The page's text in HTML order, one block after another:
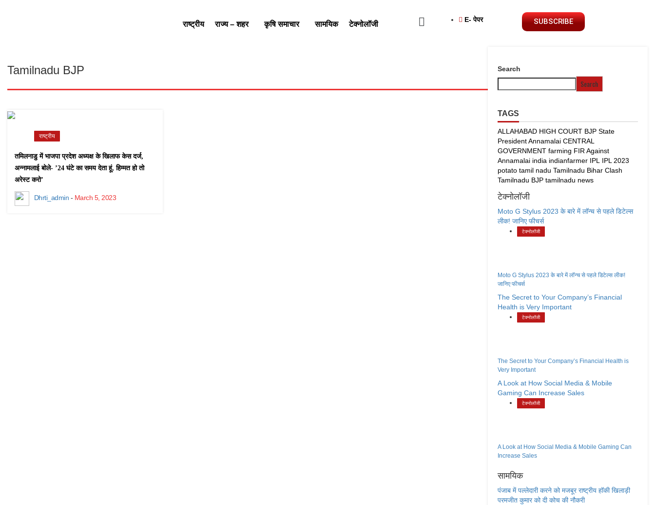
राष्ट्रीय राज्य – शहर कृषि समाचार सामयिक टेक्नोलॉजी
E- पेपर SUBSCRIBE
Tamilnadu BJP
राष्ट्रीय
तमिलनाडु में भाजपा प्रदेश अध्यक्ष के खिलाफ केस दर्ज,
अन्नामलाई बोले- ’24 घंटे का समय देता हूं, हिम्मत हो तो
अरेस्ट करो’
Dhrti_admin - March 5, 2023
Search
Search
TAGS
ALLAHABAD HIGH COURT BJP State
President Annamalai CENTRAL
GOVERNMENT farming FIR Against
Annamalai india indianfarmer IPL IPL 2023
potato tamil nadu Tamilnadu Bihar Clash
Tamilnadu BJP tamilnadu news
टेक्नोलॉजी
Moto G Stylus 2023 के बारे में लॉन्च से पहले डिटेल्स
लीक! जानिए फीचर्स
टेक्नोलॉजी
Moto G Stylus 2023 के बारे में लॉन्च से पहले डिटेल्स लीक!
जानिए फीचर्स
The Secret to Your Company’s Financial
Health is Very Important
टेक्नोलॉजी
The Secret to Your Company’s Financial Health is
Very Important
A Look at How Social Media & Mobile
Gaming Can Increase Sales
टेक्नोलॉजी
A Look at How Social Media & Mobile Gaming Can
Increase Sales
सामयिक
पंजाब में पल्लेदारी करने को मजबूर राष्ट्रीय हॉकी खिलाड़ी
परमजीत कुमार को दी कोच की नौकरी